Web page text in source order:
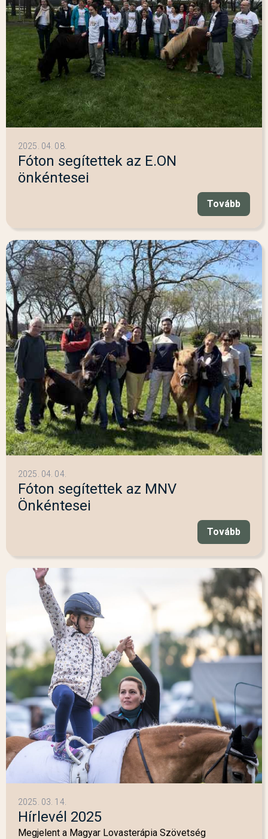
2025. 04. 08.
Fóton segítettek az E.ON
önkéntesei
Tovább
2025. 04. 04.
Fóton segítettek az MNV
Önkéntesei
Tovább
2025. 03. 14.
Hírlevél 2025
Megjelent a Magyar Lovasterápia Szövetség